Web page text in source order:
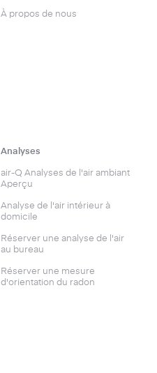
À propos de nous
Analyses
air-Q Analyses de l'air ambiant
Aperçu
Analyse de l'air intérieur à
domicile
Réserver une analyse de l'air
au bureau
Réserver une mesure
d'orientation du radon